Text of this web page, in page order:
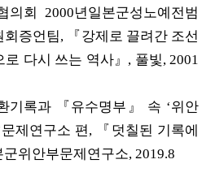
의회 2000년일본군성노예전범
증언팀, 『강제로 끌려간 조선
다시 쓰는 역사』, 풀빛, 2001
기록과 『유수명부』 속 ‘위안
제연구소 편, 『덧칠된 기록에
위안부문제연구소, 2019.8